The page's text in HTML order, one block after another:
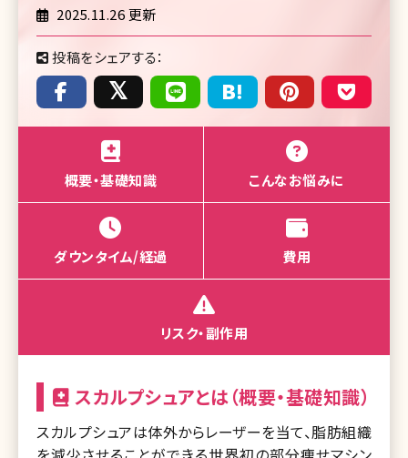
2025.11.26 更新
投稿をシェアする：
概要・基礎知識 こんなお悩みに
ダウンタイム/経過 費用
リスク・副作用
スカルプシュアとは（概要・基礎知識）
スカルプシュアは体外からレーザーを当て、脂肪組織